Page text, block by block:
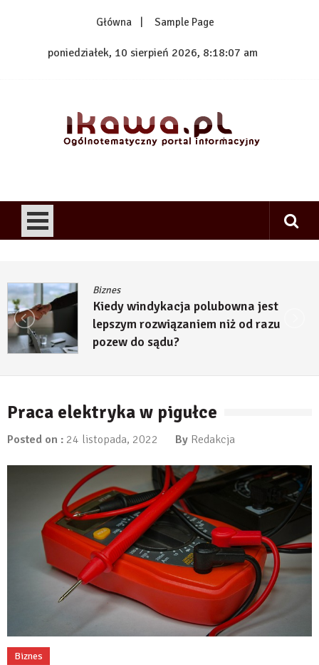
Główna Sample Page
poniedziałek, 10 sierpień 2026, 8:18:08 am
Biznes
Kiedy windykacja polubowna jest
lepszym rozwiązaniem niż od razu
pozew do sądu?
Praca elektryka w pigułce
Posted on : 24 listopada, 2022 By Redakcja
Biznes